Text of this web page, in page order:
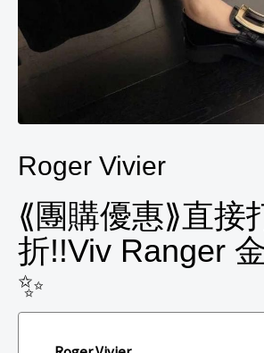
Roger Vivier
⟪團購優惠⟫直接
折!!Viv Ranger
✨